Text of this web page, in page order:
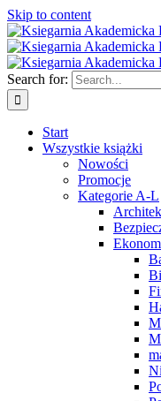
Skip to content
Search for:
Start
Wszystkie książki
Nowości
Promocje
Kategorie A-L